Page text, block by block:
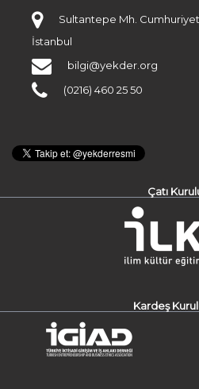
Sultantepe Mh.
İstanbul
bilgi@yekder.org
(0216) 460 25 50
Çatı
Kardeş